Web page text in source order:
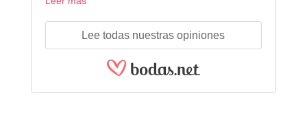
Lee todas nuestras opiniones